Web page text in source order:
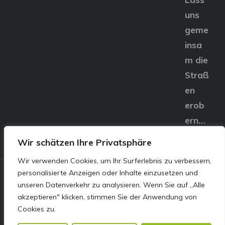
Wir schätzen Ihre Privatsphäre
Wir verwenden Cookies, um Ihr Surferlebnis zu verbessern,
personalisierte Anzeigen oder Inhalte einzusetzen und
unseren Datenverkehr zu analysieren. Wenn Sie auf „Alle
akzeptieren" klicken, stimmen Sie der Anwendung von
Cookies zu.
uns
geme
insa
m die
Straß
en
erob
ern…
© E&S Motors GmbH,
Linzer Straße 83 4240
Freistadt